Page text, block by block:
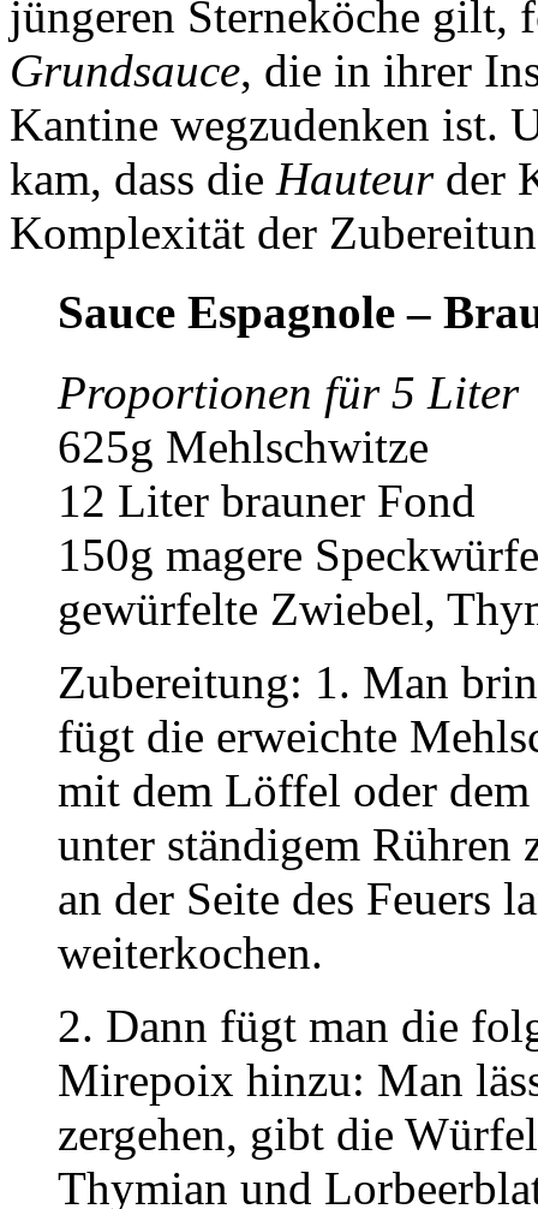
jüngeren Sterneköche gilt,
Grundsauce, die in ihrer
Kantine wegzudenken ist.
kam, dass die Hauteurder
Komplexität der
Sauce Espagnole –
Proportionen für 5 Liter
625g Mehlschwitze
12 Liter brauner Fond
150g magere
gewürfelte Zwiebel,
Zubereitung: 1. Man
fügt die erweichte
mit dem Löffel oder dem
unter ständigem Rühren
an der Seite des Feuers
weiterkochen.
2. Dann fügt man die
Mirepoix hinzu: Man
zergehen, gibt die
Thymian und